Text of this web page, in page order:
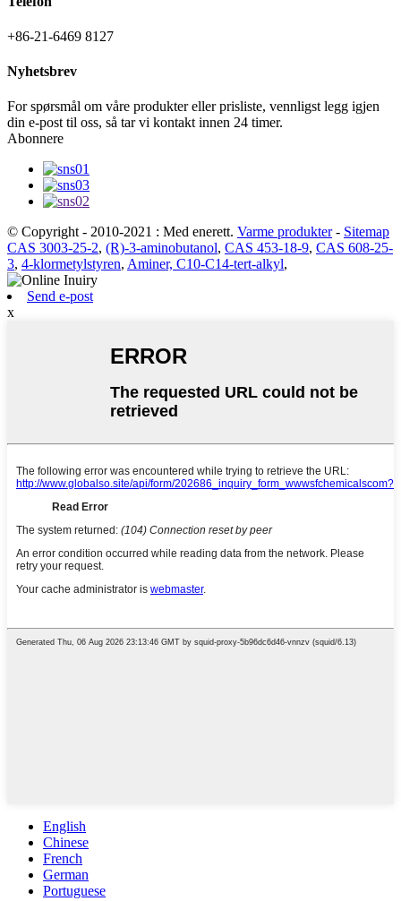
+86-21-6469 8127
Nyhetsbrev
For spørsmål om våre produkter eller prisliste, vennligst legg igjen
din e-post til oss, så tar vi kontakt innen 24 timer.
Abonnere
© Copyright - 2010-2021 : Med enerett. Varme produkter- Sitemap
CAS 3003-25-2, (R)-3-aminobutanol, CAS 453-18-9, CAS 608-25-
3, 4-klormetylstyren, Aminer, C10-C14-tert-alkyl,
Send e-post
x
English
Chinese
French
German
Portuguese